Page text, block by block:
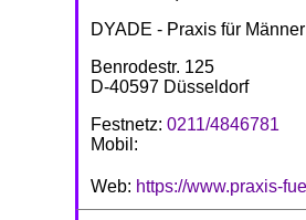
DYADE - Praxis für Männer
Benrodestr. 125
D-40597 Düsseldorf
Festnetz: 0211/4846781
Mobil:
Web: https://www.praxis-